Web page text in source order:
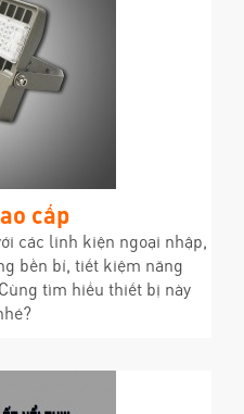
cấp
các linh kiện ngoại nhập,
bền bỉ, tiết kiệm năng
tìm hiểu thiết bị này